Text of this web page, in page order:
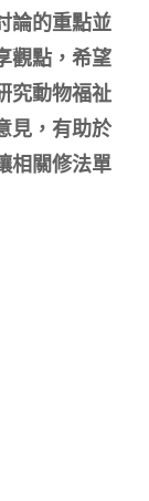
論的重點並
觀點，希望
究動物福祉
見，有助於
相關修法單